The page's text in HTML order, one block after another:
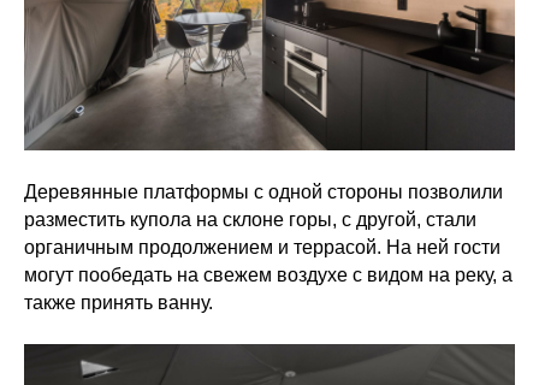
Деревянные платформы с одной стороны позволили
разместить купола на склоне горы, с другой, стали
органичным продолжением и террасой. На ней гости
могут пообедать на свежем воздухе с видом на реку, а
также принять ванну.